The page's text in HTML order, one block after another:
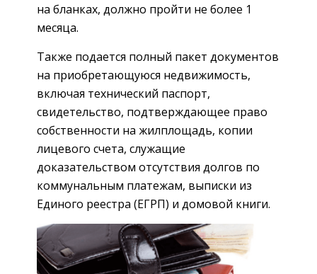
на бланках, должно пройти не более 1
месяца.
Также подается полный пакет документов
на приобретающуюся недвижимость,
включая технический паспорт,
свидетельство, подтверждающее право
собственности на жилплощадь, копии
лицевого счета, служащие
доказательством отсутствия долгов по
коммунальным платежам, выписки из
Единого реестра (ЕГРП) и домовой книги.